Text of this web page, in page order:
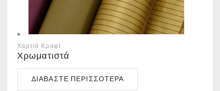
Χαρτιά Κραφτ
Χρωματιστά
ΔΙΑΒΆΣΤΕ ΠΕΡΙΣΣΌΤΕΡΑ